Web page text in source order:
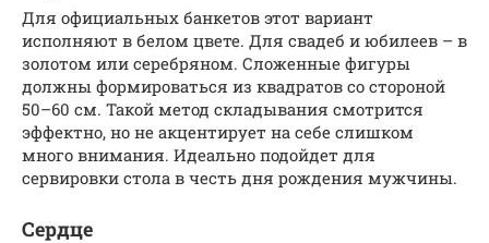
Для официальных банкетов этот вариант
исполняют в белом цвете. Для свадеб и юбилеев – в
золотом или серебряном. Сложенные фигуры
должны формироваться из квадратов со стороной
50–60 см. Такой метод складывания смотрится
эффектно, но не акцентирует на себе слишком
много внимания. Идеально подойдет для
сервировки стола в честь дня рождения мужчины.
Сердце